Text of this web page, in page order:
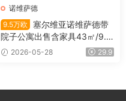
诺维萨德
9.5万欧
塞尔维亚诺维萨德带
院子公寓出售含家具43㎡/9.5
万欧2026-05-28 29.9